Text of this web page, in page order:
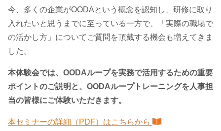
今、多くの企業がOODAという概念を認知し、研修に取り
入れたいと思うまでに至っている一方で、「実際の職場で
の活かし方」についてご質問を頂戴する機会も増えてきま
した。
本体験会では、OODAループを実務で活用するための重要
ポイントのご説明と、OODAループトレーニングを人事担
当の皆様にご体験いただきます。
本セミナーの詳細（PDF）はこちらから